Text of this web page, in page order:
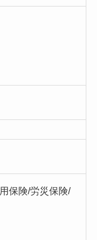
保険/労災保険/